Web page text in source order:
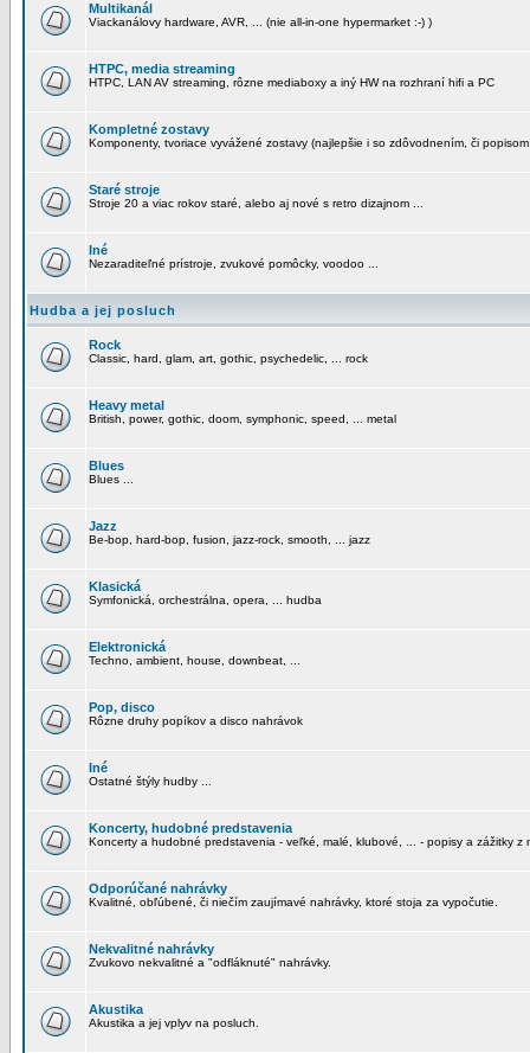
Multikanál
Viackanálovy hardware, AVR, ... (nie all-in-one hypermarket :-) )
HTPC, media streaming
HTPC, LAN AV streaming, rôzne mediaboxy a iný HW na rozhraní hifi a PC
Kompletné zostavy
Komponenty, tvoriace vyvážené zostavy (najlepšie i so zdôvodnením, či
Staré stroje
Stroje 20 a viac rokov staré, alebo aj nové s retro dizajnom ...
Iné
Nezaraditeľné prístroje, zvukové pomôcky, voodoo ...
Hudba a jej posluch
Rock
Classic, hard, glam, art, gothic, psychedelic, ... rock
Heavy metal
British, power, gothic, doom, symphonic, speed, ... metal
Blues
Blues ...
Jazz
Be-bop, hard-bop, fusion, jazz-rock, smooth, ... jazz
Klasická
Symfonická, orchestrálna, opera, ... hudba
Elektronická
Techno, ambient, house, downbeat, ...
Pop, disco
Rôzne druhy popíkov a disco nahrávok
Iné
Ostatné štýly hudby ...
Koncerty, hudobné predstavenia
Koncerty a hudobné predstavenia - veľké, malé, klubové, ... - popisy a zážitky z
Odporúčané nahrávky
Kvalitné, obľúbené, či niečím zaujímavé nahrávky, ktoré stoja za vypočutie.
Nekvalitné nahrávky
Zvukovo nekvalitné a "odfláknuté" nahrávky.
Akustika
Akustika a jej vplyv na posluch.